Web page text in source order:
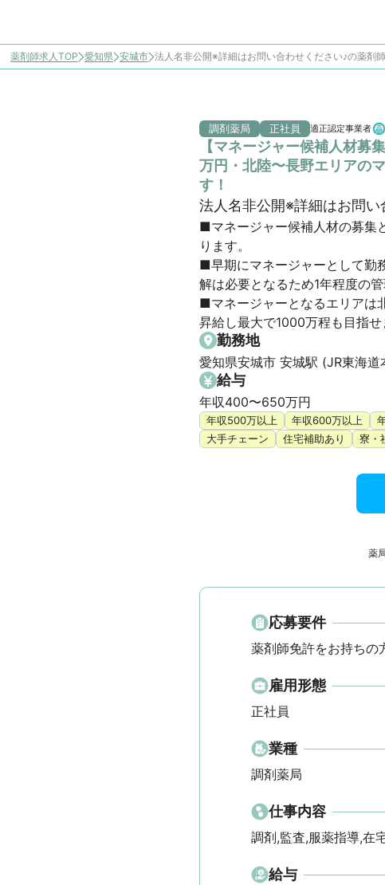
薬剤師求人TOP 愛知県 安城市 法人名非公開※詳細はお問い合わせください♪の薬剤
調剤薬局 正社員 適正認定事業者
【マネージャー候補人材募
万円・北陸〜長野エリアの
す！
法人名非公開※詳細はお問い
■マネージャー候補人材の募集
ります。
■早期にマネージャーとして勤
解は必要となるため1年程度の
■マネージャーとなるエリアは
昇給し最大で1000万程も目指せ
勤務地
愛知県安城市 安城駅 (JR東海道
給与
年収400〜650万円
年収500万以上 年収600万以上
大手チェーン
住宅補助あり 寮・
薬
応募要件
薬剤師免許をお持ちの
雇用形態
正社員
業種
調剤薬局
仕事内容
調剤,監査,服薬指導,在
給与